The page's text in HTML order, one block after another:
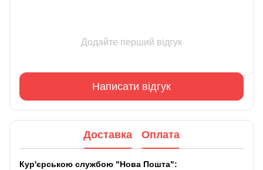
Додайте перший відгук
Написати відгук
Доставка Оплата
Кур'єрською службою "Нова Пошта":